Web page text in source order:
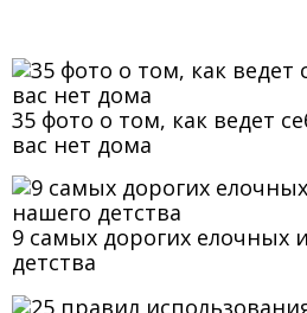
35 фото о том, как ведет
вас нет дома
9 самых дорогих елочных
детства